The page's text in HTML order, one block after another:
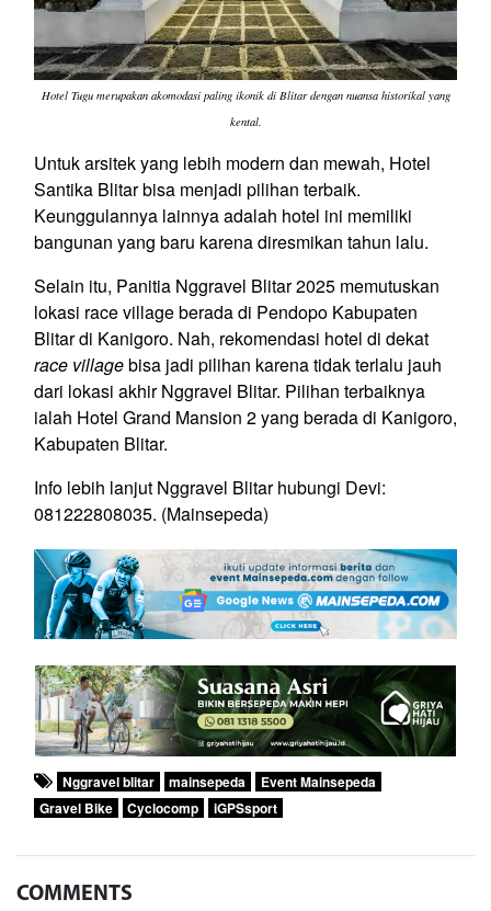
Hotel Tugu merupakan akomodasi paling ikonik di Blitar dengan nuansa historikal yang
kental.
Untuk arsitek yang lebih modern dan mewah, Hotel
Santika Blitar bisa menjadi pilihan terbaik.
Keunggulannya lainnya adalah hotel ini memiliki
bangunan yang baru karena diresmikan tahun lalu.
Selain itu, Panitia Nggravel Blitar 2025 memutuskan
lokasi race village berada di Pendopo Kabupaten
Blitar di Kanigoro. Nah, rekomendasi hotel di dekat
race villagebisa jadi pilihan karena tidak terlalu jauh
dari lokasi akhir Nggravel Blitar. Pilihan terbaiknya
ialah Hotel Grand Mansion 2 yang berada di Kanigoro,
Kabupaten Blitar.
Info lebih lanjut Nggravel Blitar hubungi Devi:
081222808035. (Mainsepeda)
Nggravel blitar mainsepeda
Event Mainsepeda
Gravel Bike
Cyclocomp iGPSsport
COMMENTS